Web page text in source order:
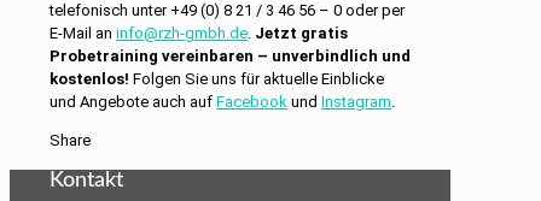
telefonisch unter +49 (0) 8 21 / 3 46 56 – 0 oder per
E-Mail an info@rzh-gmbh.de. Jetzt gratis
Probetraining vereinbaren – unverbindlich und
kostenlos! Folgen Sie uns für aktuelle Einblicke
und Angebote auch auf Facebook und Instagram.
Share
Kontakt